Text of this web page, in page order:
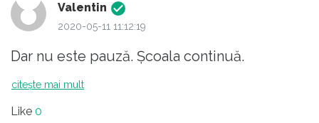
Valentin
2020-05-11 11:12:19
Dar nu este pauză. Şcoala continuă.
citește mai mult
Like 0